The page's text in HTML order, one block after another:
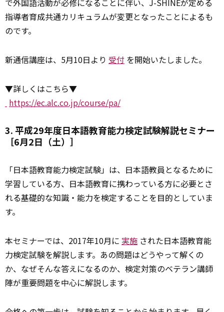
で外国語活動が必修になることに伴い、J-SHINEが定める
指導者育成共通カリキュラムが変更となったことによるも
のです。
新通信講座は、5月10日より 受付 を開始いたしました。
▼詳しくはこちら▼
https://ec.alc.co.jp/course/pa/
3. 平成29年度日本語教育能力検定試験解説セミナー
［6月2日（土）］
「日本語教育能力検定試験」は、日本語教員となるために
学習している方、日本語教育に携わっている方に必要とさ
れる基礎的な知識・能力を検定することを目的としていま
す。
本セミナーでは、2017年10月に 実施 された日本語教育能
力検定試験を解説します。あの問題はどうやって解くの
か、なぜそんな答えになるのか、検定対策のベテラン講師
陣が重要問題を中心に解説します。